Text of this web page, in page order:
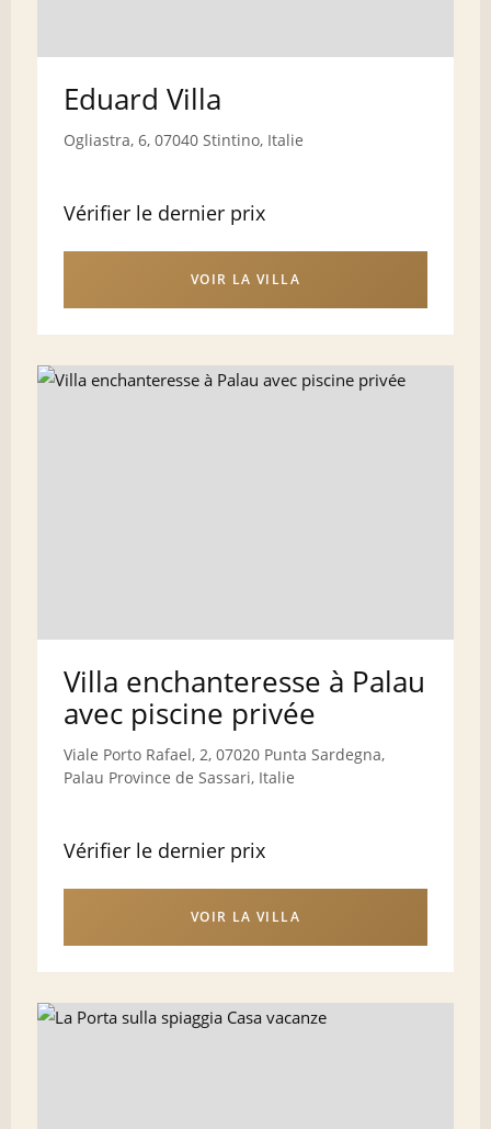
Eduard Villa
Ogliastra, 6, 07040 Stintino, Italie
Vérifier le dernier prix
VOIR LA VILLA
Villa enchanteresse à Palau
avec piscine privée
Viale Porto Rafael, 2, 07020 Punta Sardegna,
Palau Province de Sassari, Italie
Vérifier le dernier prix
VOIR LA VILLA